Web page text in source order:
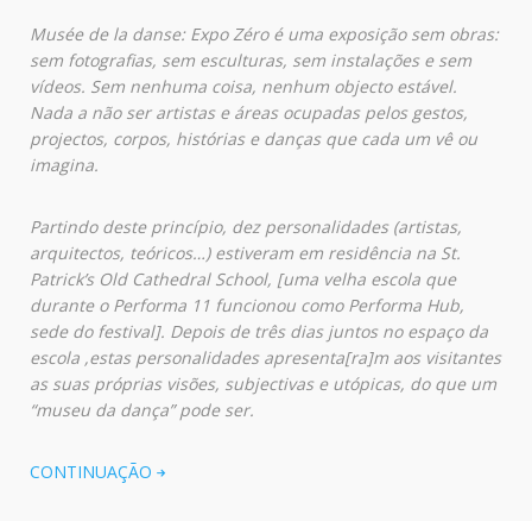
Musée de la danse: Expo Zéro é uma exposição sem obras:
sem fotografias, sem esculturas, sem instalações e sem
vídeos. Sem nenhuma coisa, nenhum objecto estável.
Nada a não ser artistas e áreas ocupadas pelos gestos,
projectos, corpos, histórias e danças que cada um vê ou
imagina.
Partindo deste princípio, dez personalidades (artistas,
arquitectos, teóricos…) estiveram em residência na St.
Patrick’s Old Cathedral School, [uma velha escola que
durante o Performa 11 funcionou como Performa Hub,
sede do festival]. Depois de três dias juntos no espaço da
escola ,estas personalidades apresenta[ra]m aos visitantes
as suas próprias visões, subjectivas e utópicas, do que um
“museu da dança” pode ser.
CONTINUAÇÃO